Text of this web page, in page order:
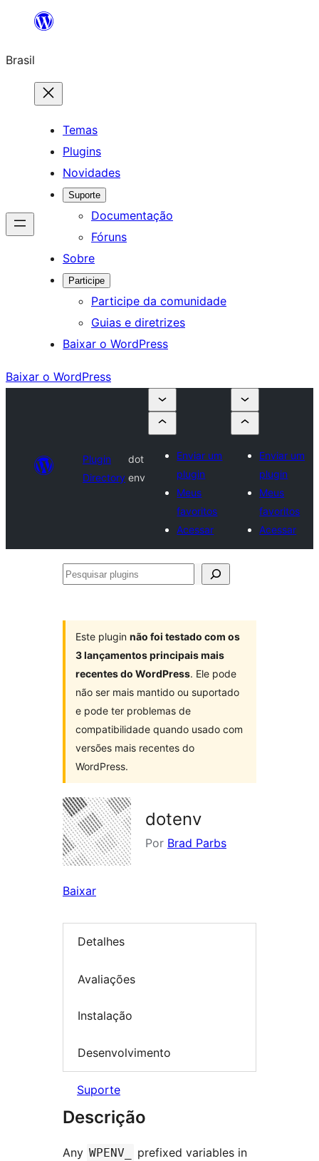
o
conteúdo
Brasil
Temas
Plugins
Novidades
Suporte
Documentação
Fóruns
Sobre
Participe
Participe da comunidade
Guias e diretrizes
Baixar o WordPress
Baixar o WordPress
Plugin
Directory
dot
env
Enviar um
plugin
Meus
favoritos
Acessar
Enviar um
plugin
Meus
favoritos
Acessar
Pesquisar
Este plugin não foi testado com os
3 lançamentos principais mais
recentes do WordPress. Ele pode
não ser mais mantido ou suportado
e pode ter problemas de
compatibilidade quando usado com
versões mais recentes do
WordPress.
dotenv
Por Brad Parbs
Baixar
Detalhes
Avaliações
Instalação
Desenvolvimento
Suporte
Descrição
Any WPENV_
prefixed variables in